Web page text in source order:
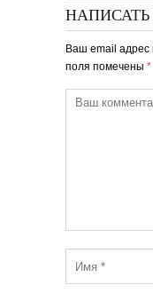
Ваш email адрес
поля помечены *